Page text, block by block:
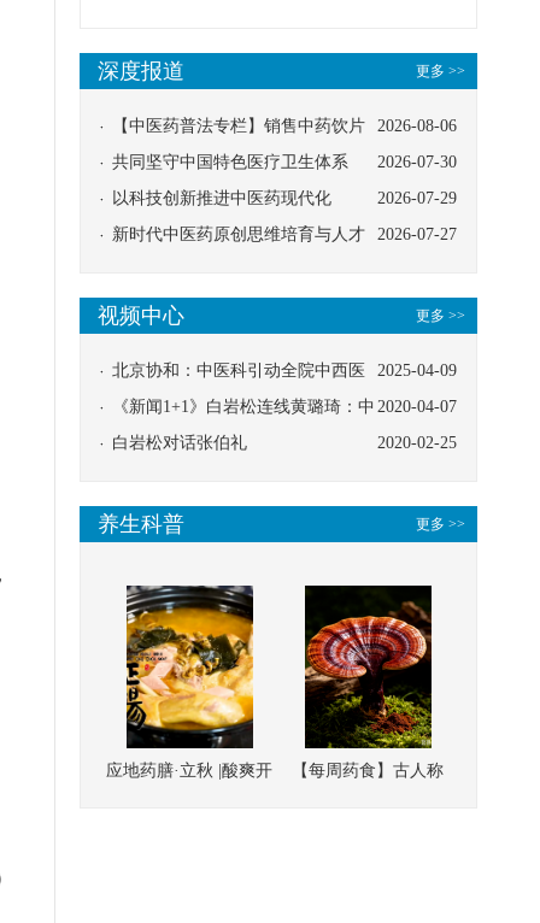
更多 >>
深度报道
2026-08-06
【中医药普法专栏】销售中药饮片
应告知煎服方法及注意事项
2026-07-30
共同坚守中国特色医疗卫生体系
2026-07-29
以科技创新推进中医药现代化
2026-07-27
新时代中医药原创思维培育与人才
更多 >>
视频中心
2025-04-09
北京协和：中医科引动全院中西医
协同
2020-04-07
《新闻1+1》白岩松连线黄璐琦：中
医救治的临床效果
2020-02-25
白岩松对话张伯礼
更多 >>
养生科普
应地药膳·立秋 |酸爽开
【每周药食】古人称